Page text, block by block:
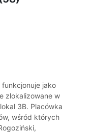
funkcjonuje jako
zlokalizowane w
3B. Placówka
wśród których